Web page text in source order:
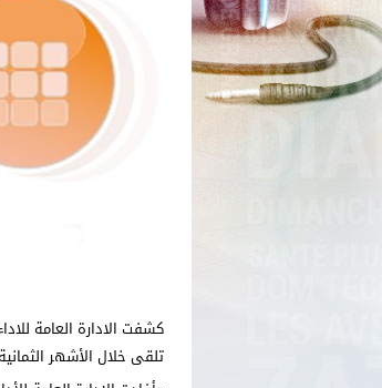
تلقى خلال الأشهر الثمانية